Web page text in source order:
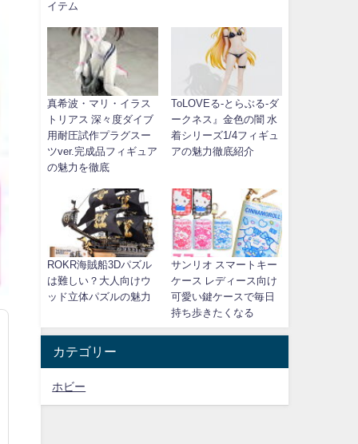
イテム
真希波・マリ・イラス
トリアス 深々度ダイブ
用耐圧試作プラグスー
ツver.完成品フィギュア
の魅力を徹底
ToLOVEる-とらぶる-ダ
ークネス』金色の闇 水
着シリーズ1/4フィギュ
アの魅力徹底紹介
ROKR海賊船3Dパズル
は難しい？大人向けウ
ッド立体パズルの魅力
サンリオ スマートキー
ケース レディース向け
可愛い鍵ケースで毎日
持ち歩きたくなる
カテゴリー
ホビー